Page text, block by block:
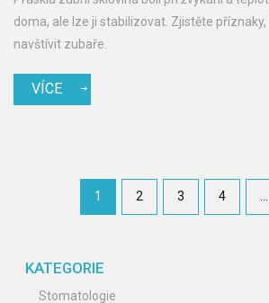
doma, ale lze ji stabilizovat. Zjistěte
navštívit zubaře.
VÍCE
1 2 3 4 …
KATEGORIE
Stomatologie